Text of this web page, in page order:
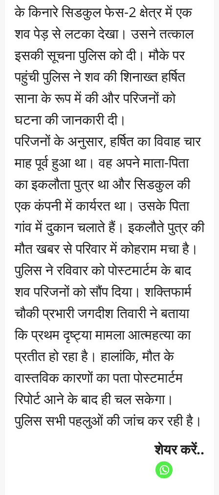
के किनारे सिडकुल फेस-2 क्षेत्र में एक
शव पेड़ से लटका देखा। उसने तत्काल
इसकी सूचना पुलिस को दी। मौके पर
पहुंची पुलिस ने शव की शिनाख्त हर्षित
साना के रूप में की और परिजनों को
घटना की जानकारी दी।
परिजनों के अनुसार, हर्षित का विवाह चार
माह पूर्व हुआ था। वह अपने माता-पिता
का इकलौता पुत्र था और सिडकुल की
एक कंपनी में कार्यरत था। उसके पिता
गांव में दुकान चलाते हैं। इकलौते पुत्र की
मौत खबर से परिवार में कोहराम मचा है।
पुलिस ने रविवार को पोस्टमार्टम के बाद
शव परिजनों को सौंप दिया। शक्तिफार्म
चौकी प्रभारी जगदीश तिवारी ने बताया
कि प्रथम दृष्ट्या मामला आत्महत्या का
प्रतीत हो रहा है। हालांकि, मौत के
वास्तविक कारणों का पता पोस्टमार्टम
रिपोर्ट आने के बाद ही चल सकेगा।
पुलिस सभी पहलुओं की जांच कर रही है।
शेयर करें..